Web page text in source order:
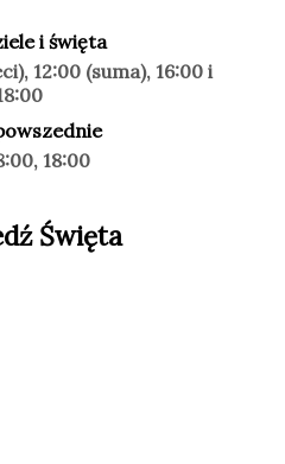
i święta
12:00 (suma), 16:00 i
18:00
Święta